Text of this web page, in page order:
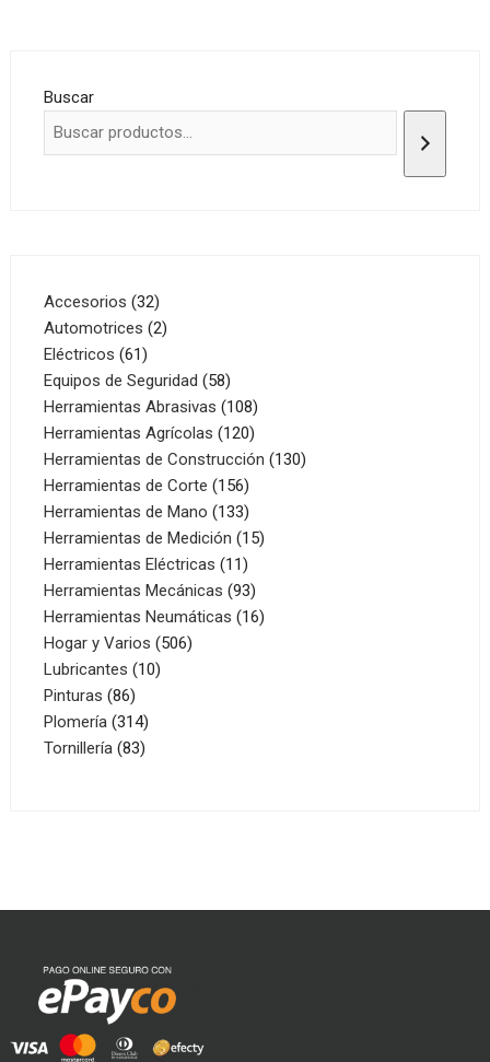
Buscar
Accesorios 3232
productos
Automotrices 22
Eléctricos 6161
productos
Equipos de Seguridad 5858
productos
Herramientas Abrasivas 108108
productos
Herramientas Agrícolas 120120
productos
Herramientas de Construcción 130130
Herramientas de Corte 156156
productos
Herramientas de Mano 133133
productos
Herramientas de Medición 1515
Herramientas Eléctricas 1111
productos
Herramientas Mecánicas 9393
productos
Herramientas Neumáticas 1616
Hogar y Varios 506506
Lubricantes 1010
Pinturas 8686
productos
Plomería 314314
productos
Tornillería 8383